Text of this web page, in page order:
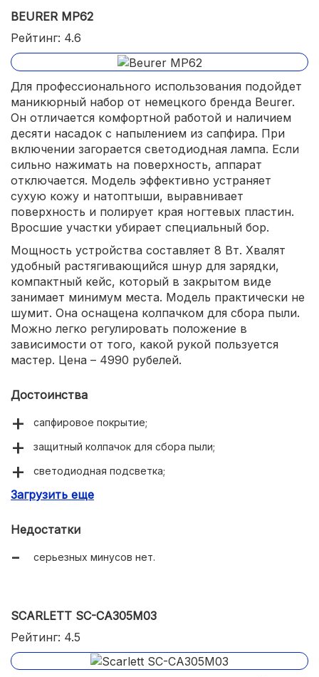
BEURER MP62
Рейтинг: 4.6
Для профессионального использования подойдет
маникюрный набор от немецкого бренда Beurer.
Он отличается комфортной работой и наличием
десяти насадок с напылением из сапфира. При
включении загорается светодиодная лампа. Если
сильно нажимать на поверхность, аппарат
отключается. Модель эффективно устраняет
сухую кожу и натоптыши, выравнивает
поверхность и полирует края ногтевых пластин.
Вросшие участки убирает специальный бор.
Мощность устройства составляет 8 Вт. Хвалят
удобный растягивающийся шнур для зарядки,
компактный кейс, который в закрытом виде
занимает минимум места. Модель практически не
шумит. Она оснащена колпачком для сбора пыли.
Можно легко регулировать положение в
зависимости от того, какой рукой пользуется
мастер. Цена – 4990 рубелей.
Достоинства
сапфировое покрытие;
защитный колпачок для сбора пыли;
светодиодная подсветка;
крепкие элементы.
Загрузить еще
Недостатки
серьезных минусов нет.
SCARLETT SC-CA305M03
Рейтинг: 4.5